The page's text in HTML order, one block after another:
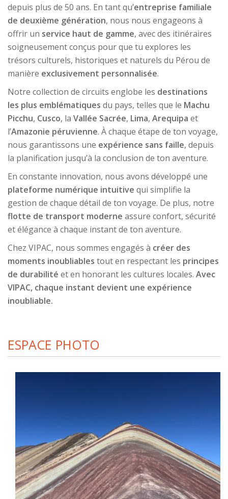
depuis plus de 50 ans. En tant qu’entreprise familiale
de deuxième génération, nous nous engageons à
offrir un service haut de gamme, avec des itinéraires
soigneusement conçus pour que tu explores les
trésors culturels, historiques et naturels du Pérou de
manière exclusivement personnalisée.
Notre collection de circuits englobe les destinations
les plus emblématiques du pays, telles que le Machu
Picchu, Cusco, la Vallée Sacrée, Lima, Arequipa et
l’Amazonie péruvienne. À chaque étape de ton voyage,
nous garantissons une expérience sans faille, depuis
la planification jusqu’à la conclusion de ton aventure.
En constante innovation, nous avons développé une
plateforme numérique intuitive qui simplifie la
gestion de chaque détail de ton voyage. De plus, notre
flotte de transport moderne assure confort, sécurité
et élégance à chaque instant de ton aventure.
Chez VIPAC, nous sommes engagés à créer des
moments inoubliables tout en respectant les principes
de durabilité et en honorant les cultures locales. Avec
VIPAC, chaque instant devient une expérience
inoubliable.
ESPACE PHOTO